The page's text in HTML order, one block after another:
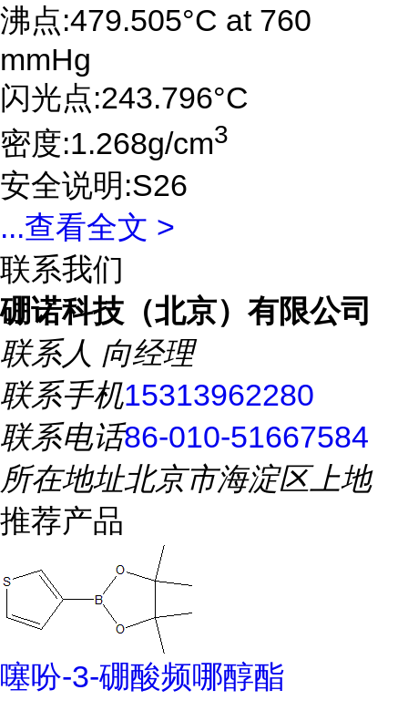
沸点:479.505°C at 760
mmHg
闪光点:243.796°C
密度:1.268g/cm3
安全说明:S26
...查看全文 >
联系我们
硼诺科技（北京）有限公司
联系人 向经理
联系手机15313962280
联系电话86-010-51667584
所在地址北京市海淀区上地
推荐产品
噻吩-3-硼酸频哪醇酯